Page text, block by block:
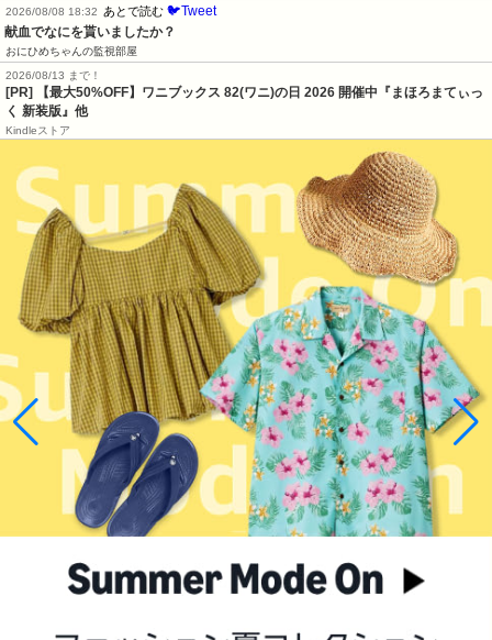
2026/08/08 18:32
あとで読む 🐦Tweet
献血でなにを貰いましたか？
おにひめちゃんの監視部屋
2026/08/13 まで！
[PR]
【最大50%OFF】ワニブックス 82(ワニ)の日 2026 開催中『まほろまてぃっ
く 新装版』他
Kindleストア